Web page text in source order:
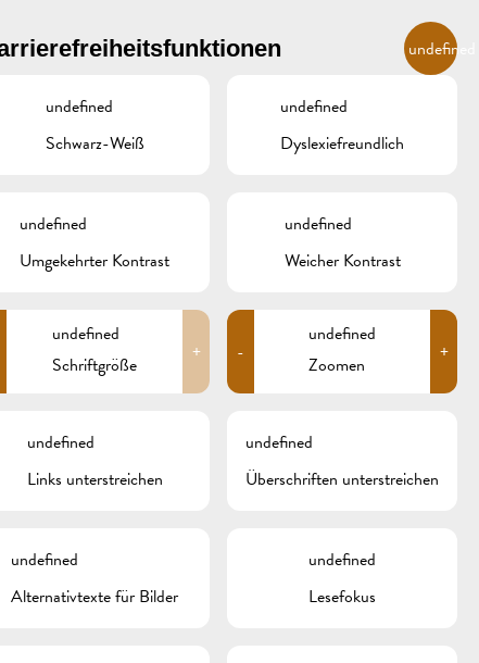
DE
ÜBERNACHTEN UND ESSEN
RESTAURANTS & CAFÉS
CAMPCAR
GALERIE
undefined
undefined
Schwarz-Weiß
undefined
Dyslexiefreundlich
undefined
Umgekehrter Kontrast
undefined
Weicher Kontrast
undefined
Schriftgröße
+ -
undefined
Zoomen
+
undefined
Links unterstreichen
undefined
Überschriften unterstreichen
undefined
Alternativtexte für Bilder
undefined
Lesefokus